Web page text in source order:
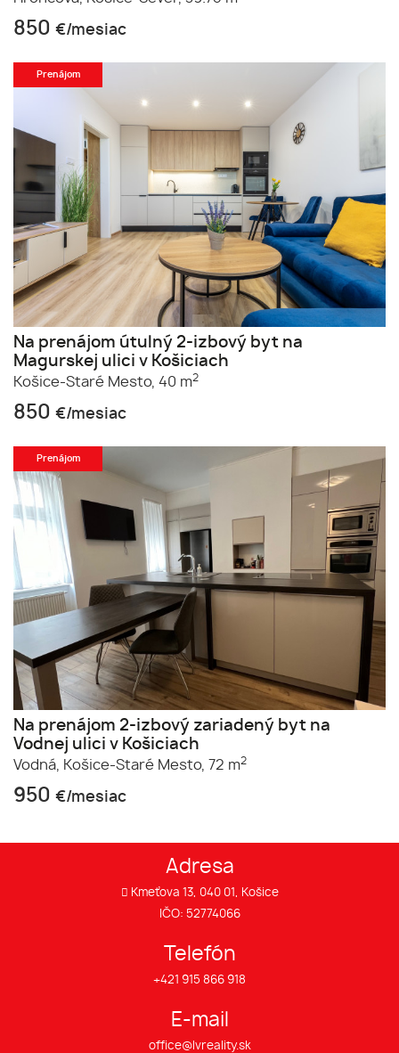
850 €/mesiac
Prenájom
Na prenájom útulný 2-izbový byt na
Magurskej ulici v Košiciach
Košice-Staré Mesto, 40 m2
850 €/mesiac
Prenájom
Na prenájom 2-izbový zariadený byt na
Vodnej ulici v Košiciach
Vodná, Košice-Staré Mesto, 72 m2
950 €/mesiac
Adresa
Kmeťova 13, 040 01, Košice
IČO: 52774066
Telefón
+421 915 866 918
E-mail
office@lvreality.sk